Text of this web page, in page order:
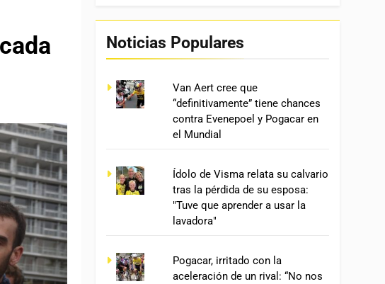
Noticias Populares
Van Aert cree que
“definitivamente” tiene chances
contra Evenepoel y Pogacar en
el Mundial
Ídolo de Visma relata su calvario
tras la pérdida de su esposa:
"Tuve que aprender a usar la
lavadora"
Pogacar, irritado con la
aceleración de un rival: “No nos